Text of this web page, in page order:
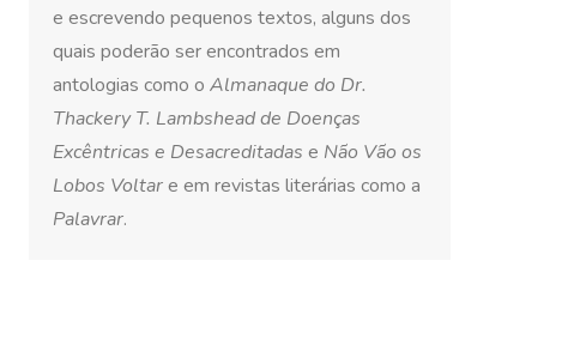
e escrevendo pequenos textos, alguns dos
quais poderão ser encontrados em
antologias como o Almanaque do Dr.
Thackery T. Lambshead de Doenças
Excêntricas e Desacreditadas e Não Vão os
Lobos Voltare em revistas literárias como a
Palavrar.